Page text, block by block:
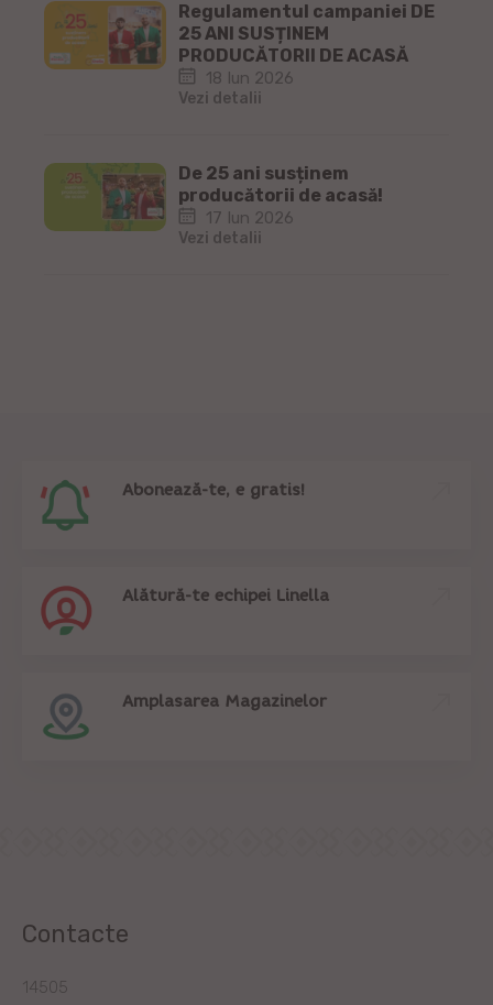
Regulamentul campaniei DE
25 ANI SUSȚINEM
PRODUCĂTORII DE ACASĂ
18 Iun 2026
Vezi detalii
De 25 ani susținem
producătorii de acasă!
17 Iun 2026
Vezi detalii
Abonează-te, e gratis!
Alătură-te echipei Linella
Amplasarea Magazinelor
Contacte
14505